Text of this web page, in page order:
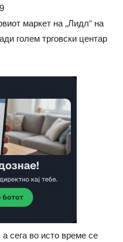
маркет на „Лидл“ на
голем трговски центар
сега во исто време се